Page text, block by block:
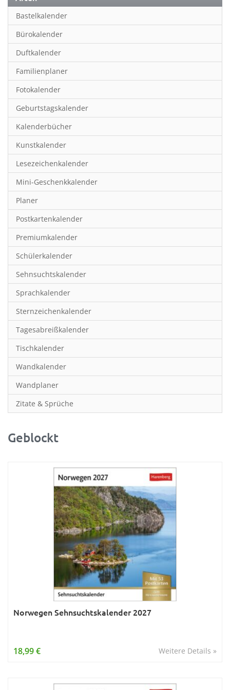
Essen & Trinken
Familienplaner
Fantasy
Film
Fotokunst
Frauen
Fußball
Gaming
Geburtstagskalender
Geschichte
Hobby & Basteln
Humor & Cartoon
Inspiration & Entspannung
Inspiration & Spiritualität
Kinderkalender
Kunst
Länder & Städte
Landschaft & Natur
Lifestyle
Literatur
Manga & Animé
Neutrale Kalender
Partner- & Wandplaner
Planung & Organisation
Sprachkalender
Sternzeichen & Mond
Verkehr & Technik
Was ist was
Was ist was; Städte
Young Adult
Bastelkalender
Bürokalender
Duftkalender
Familienplaner
Fotokalender
Geburtstagskalender
Kalenderbücher
Kunstkalender
Lesezeichenkalender
Mini-Geschenkkalender
Planer
Postkartenkalender
Premiumkalender
Schülerkalender
Sehnsuchtskalender
Sprachkalender
Sternzeichenkalender
Tagesabreißkalender
Tischkalender
Wandkalender
Wandplaner
Zitate & Sprüche
Geblockt
Norwegen Sehnsuchtskalender 2027
Weitere Details »
18,99 €